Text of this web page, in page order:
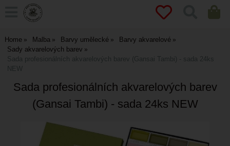
Home Malba Barvy umělecké
Barvy akvarelové
Sady akvarelových barev
Sada profesionálních akvarelových barev (Gansai Tambi) - sada 24ks
NEW
Sada profesionálních akvarelových barev
(Gansai Tambi) - sada 24ks NEW